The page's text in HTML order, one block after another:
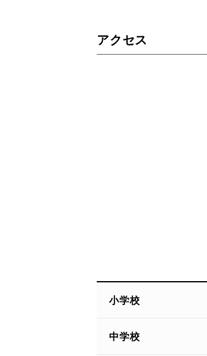
アクセス
小学校
中学校